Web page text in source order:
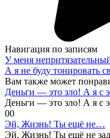
Навигация по записям
У меня
А я не буду тонировать
Вам также может
Деньги — это зло! А я с
Деньги — это зло! А я с
00
Эй, Жизнь! Ты ещё не…
Эй, Жизнь! Ты ещё не